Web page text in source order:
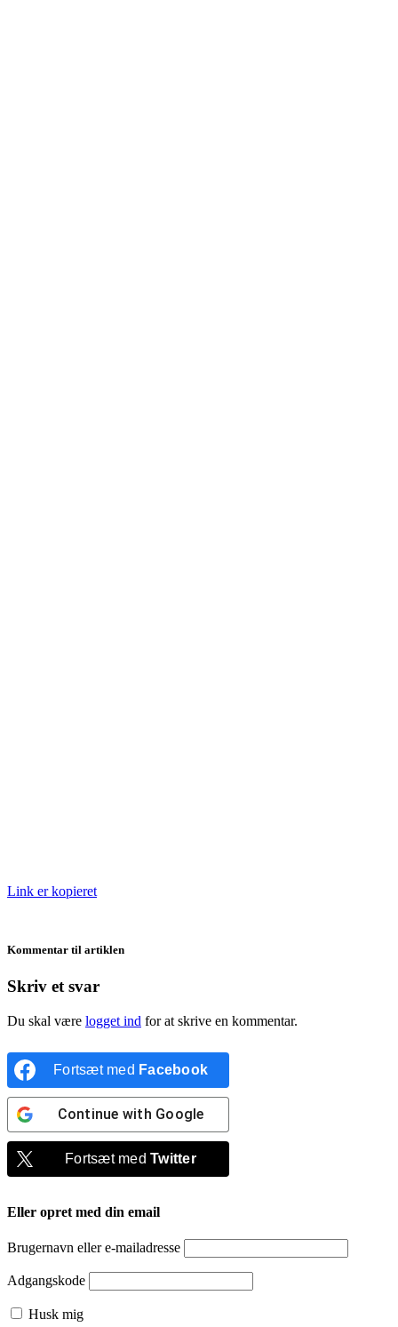
Link er kopieret
Kommentar til artiklen
Skriv et svar
Du skal være logget ind for at skrive en kommentar.
Fortsæt med Facebook
Continue with Google
Fortsæt medTwitter
Eller opret med din email
Brugernavn eller e-mailadresse
Adgangskode
Husk mig